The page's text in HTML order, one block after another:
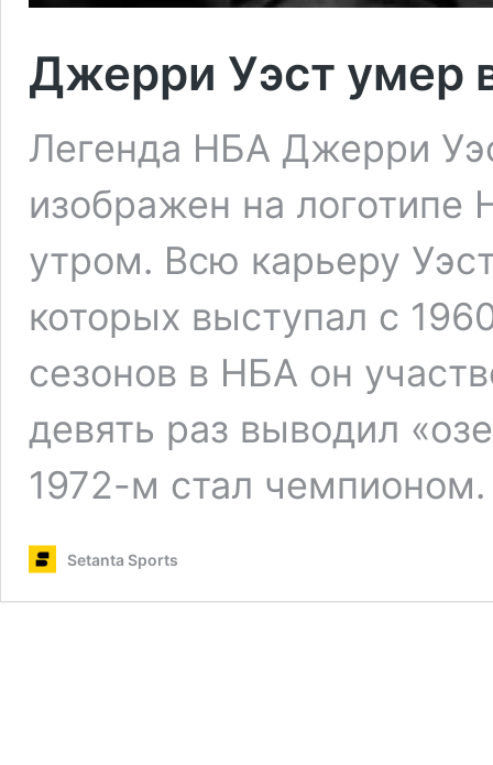
Джерри Уэст умер
Легенда НБА Джерри
изображен на логотипе
утром. Всю карьеру
которых выступал с
сезонов в НБА он
девять раз выводил
1972-м стал
Setanta Sports